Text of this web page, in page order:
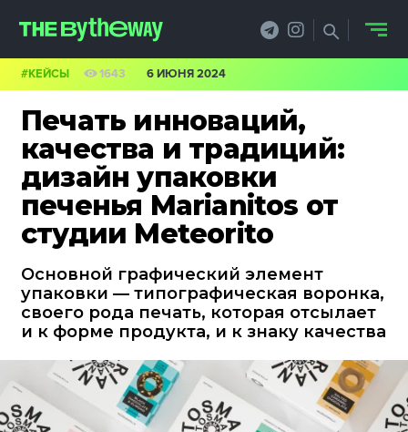
Печать инноваций,
качества и традиций:
дизайн упаковки
печенья Marianitos от
студии Meteorito
Основной графический элемент
упаковки — типографическая воронка,
своего рода печать, которая отсылает
и к форме продукта, и к знаку качества
#КЕЙСЫ 1643 6 ИЮНЯ 2024
PRO.ОБЗОР
КЕЙСЫ
ФИЛОСОФИЯ
КРЕАТИВА
БИЗНЕС И
ТЕХНОЛОГИИ
ФЕСТИВАЛИ